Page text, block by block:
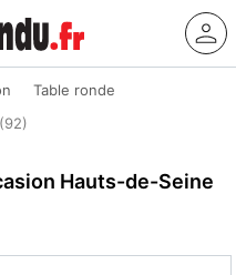
Table ronde
Hauts-de-Seine